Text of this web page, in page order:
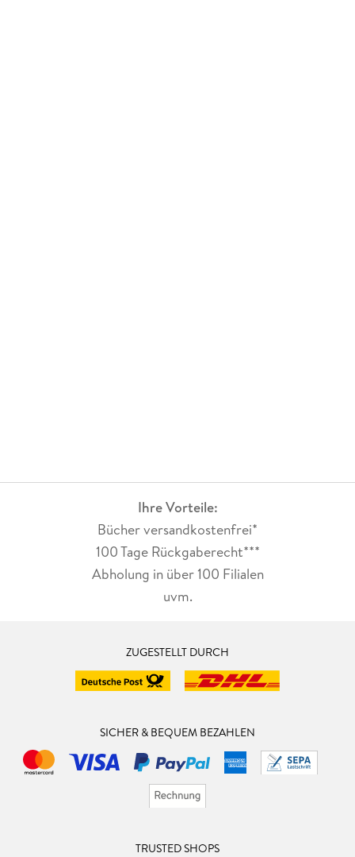
Ihre Vorteile:
Bücher versandkostenfrei*
100 Tage Rückgaberecht***
Abholung in über 100 Filialen
uvm.
ZUGESTELLT DURCH
SICHER & BEQUEM BEZAHLEN
TRUSTED SHOPS